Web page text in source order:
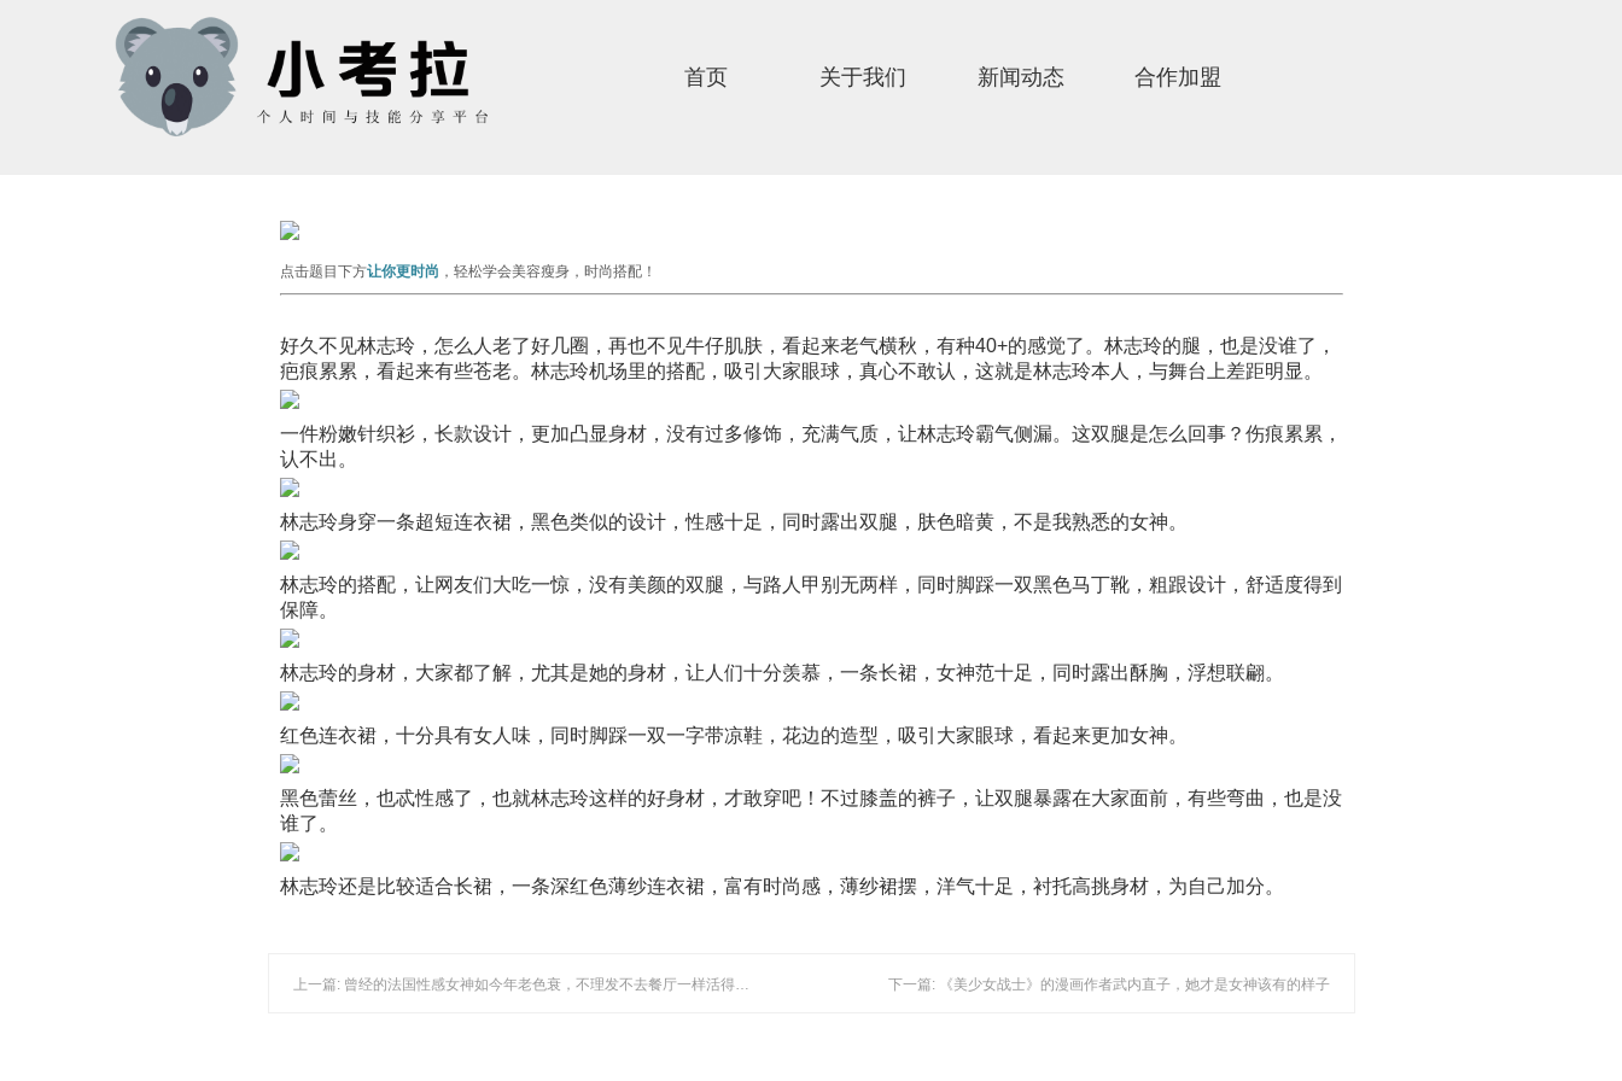
首页 关于我们 新闻动态 合作加盟
点击题目下方让你更时尚 ，轻松学会美容瘦身，时尚搭配！
好久不见林志玲，怎么人老了好几圈，再也不见牛仔肌肤，看起来老气横秋，有种40+的感觉了。林志玲的腿，也是没谁了，
疤痕累累，看起来有些苍老。林志玲机场里的搭配，吸引大家眼球，真心不敢认，这就是林志玲本人，与舞台上差距明显。
一件粉嫩针织衫，长款设计，更加凸显身材，没有过多修饰，充满气质，让林志玲霸气侧漏。这双腿是怎么回事？伤痕累累，
认不出。
林志玲身穿一条超短连衣裙，黑色类似的设计，性感十足，同时露出双腿，肤色暗黄，不是我熟悉的女神。
林志玲的搭配，让网友们大吃一惊，没有美颜的双腿，与路人甲别无两样，同时脚踩一双黑色马丁靴，粗跟设计，舒适度得到
保障。
林志玲的身材，大家都了解，尤其是她的身材，让人们十分羡慕，一条长裙，女神范十足，同时露出酥胸，浮想联翩。
红色连衣裙，十分具有女人味，同时脚踩一双一字带凉鞋，花边的造型，吸引大家眼球，看起来更加女神。
黑色蕾丝，也忒性感了，也就林志玲这样的好身材，才敢穿吧！不过膝盖的裤子，让双腿暴露在大家面前，有些弯曲，也是没
谁了。
林志玲还是比较适合长裙，一条深红色薄纱连衣裙，富有时尚感，薄纱裙摆，洋气十足，衬托高挑身材，为自己加分。
上一篇: 曾经的法国性感女神如今年老色衰，不理发不去餐厅一样活得尽兴！ 下一篇: 《美少女战士》的漫画作者武内直子，她才是女神该有的样子